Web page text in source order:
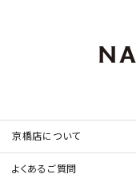
京橋店について
よくあるご質問